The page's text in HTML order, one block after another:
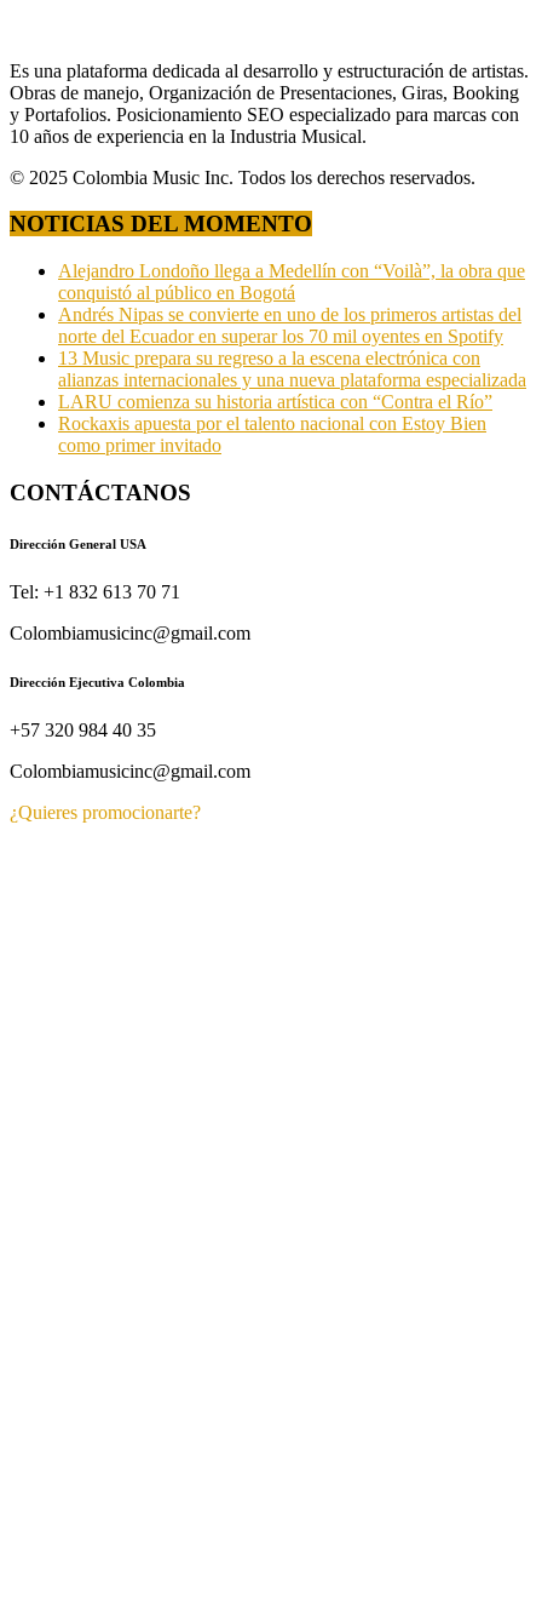
Es una plataforma dedicada al desarrollo y estructuración de artistas.
Obras de manejo, Organización de Presentaciones, Giras, Booking
y Portafolios. Posicionamiento SEO especializado para marcas con
10 años de experiencia en la Industria Musical.
© 2025 Colombia Music Inc. Todos los derechos reservados.
NOTICIAS DEL MOMENTO
Alejandro Londoño llega a Medellín con “Voilà”, la obra que
conquistó al público en Bogotá
Andrés Nipas se convierte en uno de los primeros artistas del
norte del Ecuador en superar los 70 mil oyentes en Spotify
13 Music prepara su regreso a la escena electrónica con
alianzas internacionales y una nueva plataforma especializada
LARU comienza su historia artística con “Contra el Río”
Rockaxis apuesta por el talento nacional con Estoy Bien
como primer invitado
CONTÁCTANOS
Dirección General USA
Tel: +1 832 613 70 71
Colombiamusicinc@gmail.com
Dirección Ejecutiva Colombia
+57 320 984 40 35
Colombiamusicinc@gmail.com
¿Quieres promocionarte?